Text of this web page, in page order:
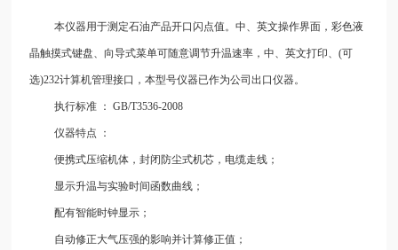
本仪器用于测定石油产品开口闪点值。中、英文操作界面，彩色液
晶触摸式键盘、向导式菜单可随意调节升温速率，中、英文打印、(可
选)232计算机管理接口，本型号仪器已作为公司出口仪器。
执行标准 ： GB/T3536-2008
仪器特点 ：
便携式压缩机体，封闭防尘式机芯，电缆走线；
显示升温与实验时间函数曲线；
配有智能时钟显示；
自动修正大气压强的影响并计算修正值；